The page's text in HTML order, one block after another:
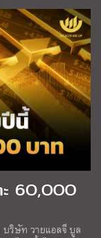
6O,OOO
ริษัท วายแอลจี บูล